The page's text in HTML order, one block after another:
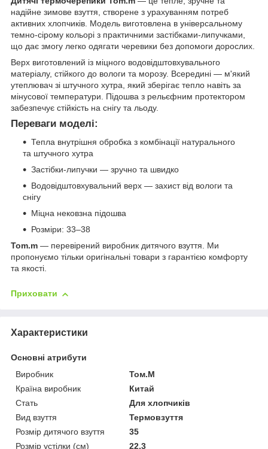
надійне зимове взуття, створене з урахуванням потреб
активних хлопчиків. Модель виготовлена в універсальному
темно-сірому кольорі з практичними застібками-липучками,
що дає змогу легко одягати черевики без допомоги дорослих.
Верх виготовлений із міцного водовідштовхувального
матеріалу, стійкого до вологи та морозу. Всередині — м'який
утеплювач зі штучного хутра, який зберігає тепло навіть за
мінусової температури. Підошва з рельєфним протектором
забезпечує стійкість на снігу та льоду.
Переваги моделі:
Тепла внутрішня обробка з комбінації натурального
та штучного хутра
Застібки-липучки — зручно та швидко
Водовідштовхувальний верх — захист від вологи та
снігу
Міцна нековзна підошва
Розміри: 33–38
Tom.m — перевірений виробник дитячого взуття. Ми
пропонуємо тільки оригінальні товари з гарантією комфорту
та якості.
Приховати
Характеристики
Основні атрибути
Виробник
Том.М
Країна виробник
Китай
Стать
Для хлопчиків
Вид взуття
Термовзуття
Розмір дитячого взуття
35
Розмір устілки (см)
22,3